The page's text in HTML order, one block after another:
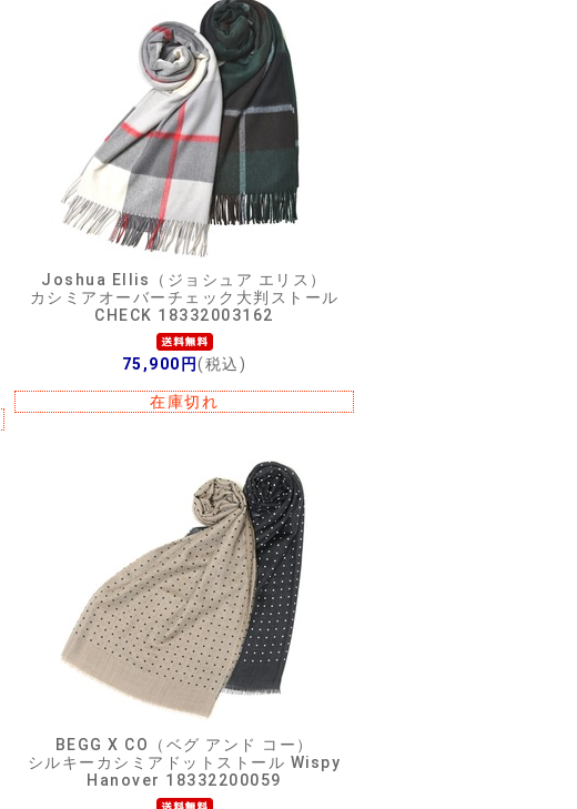
Joshua Ellis（ジョシュア エリス）
カシミアオーバーチェック大判ストール
CHECK 18332003162
75,900円(税込)
在庫切れ
BEGG X CO（ベグ アンド コー）
シルキーカシミアドットストール Wispy
Hanover 18332200059